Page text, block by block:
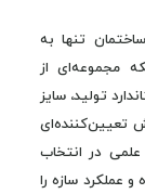
تنها به
مجموعه‌ای از
تولید، سایز
تعیین‌کننده‌ای
علمی در انتخاب
عملکرد سازه را